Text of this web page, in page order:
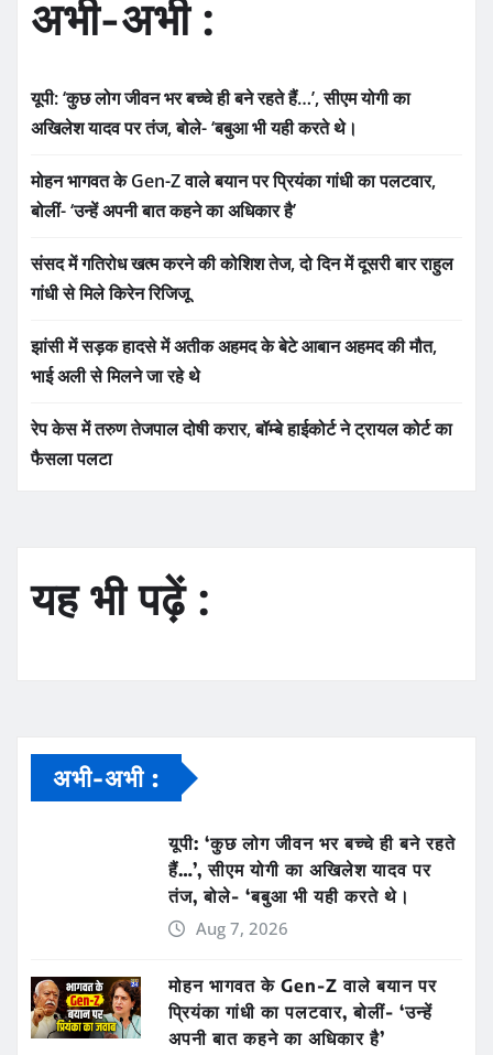
अभी-अभी :
यूपी: ‘कुछ लोग जीवन भर बच्चे ही बने रहते हैं…’, सीएम योगी का
अखिलेश यादव पर तंज, बोले- ‘बबुआ भी यही करते थे।
मोहन भागवत के Gen-Z वाले बयान पर प्रियंका गांधी का पलटवार,
बोलीं- ‘उन्हें अपनी बात कहने का अधिकार है’
संसद में गतिरोध खत्म करने की कोशिश तेज, दो दिन में दूसरी बार राहुल
गांधी से मिले किरेन रिजिजू
झांसी में सड़क हादसे में अतीक अहमद के बेटे आबान अहमद की मौत,
भाई अली से मिलने जा रहे थे
रेप केस में तरुण तेजपाल दोषी करार, बॉम्बे हाईकोर्ट ने ट्रायल कोर्ट का
फैसला पलटा
यह भी पढ़ें :
अभी-अभी :
यूपी: ‘कुछ लोग जीवन भर बच्चे ही बने रहते
हैं…’, सीएम योगी का अखिलेश यादव पर
तंज, बोले- ‘बबुआ भी यही करते थे।
Aug 7, 2026
मोहन भागवत के Gen-Z वाले बयान पर
प्रियंका गांधी का पलटवार, बोलीं- ‘उन्हें
अपनी बात कहने का अधिकार है’